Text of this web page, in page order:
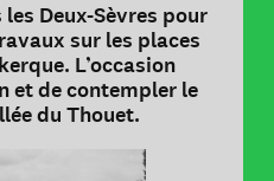
les Deux-Sèvres pour
sur les places
L’occasion
et de contempler le
du Thouet.